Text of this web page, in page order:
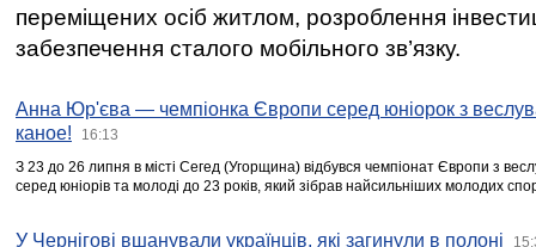
переміщених осіб житлом, розроблення
забезпечення сталого мобільного зв’язку.
Анна Юр'єва — чемпіонка Європи серед юніорок з
каное!
16:13
З 23 до 26 липня в місті Сегед (Угорщина) відбувся чемпіонат Європи з
серед юніорів та молоді до 23 років, який зібрав найсильніших молодих
У Чернігові вшанували українців, які загинули в полоні